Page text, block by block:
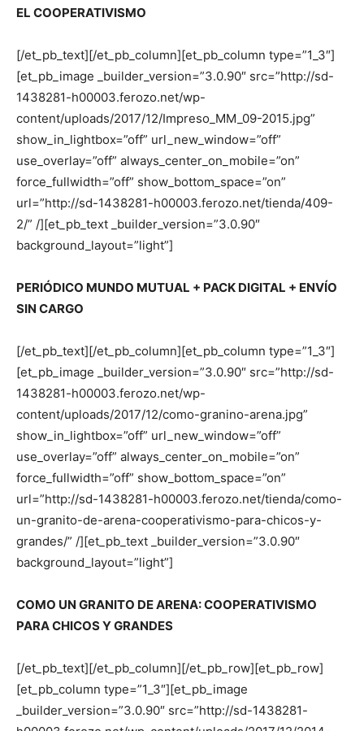
EL COOPERATIVISMO
[/et_pb_text][/et_pb_column][et_pb_column type=”1_3″]
[et_pb_image _builder_version=”3.0.90″ src=”http://sd-
1438281-h00003.ferozo.net/wp-
content/uploads/2017/12/Impreso_MM_09-2015.jpg”
show_in_lightbox=”off” url_new_window=”off”
use_overlay=”off” always_center_on_mobile=”on”
force_fullwidth=”off” show_bottom_space=”on”
url=”http://sd-1438281-h00003.ferozo.net/tienda/409-
2/” /][et_pb_text _builder_version=”3.0.90″
background_layout=”light”]
PERIÓDICO MUNDO MUTUAL + PACK DIGITAL + ENVÍO
SIN CARGO
[/et_pb_text][/et_pb_column][et_pb_column type=”1_3″]
[et_pb_image _builder_version=”3.0.90″ src=”http://sd-
1438281-h00003.ferozo.net/wp-
content/uploads/2017/12/como-granino-arena.jpg”
show_in_lightbox=”off” url_new_window=”off”
use_overlay=”off” always_center_on_mobile=”on”
force_fullwidth=”off” show_bottom_space=”on”
url=”http://sd-1438281-h00003.ferozo.net/tienda/como-
un-granito-de-arena-cooperativismo-para-chicos-y-
grandes/” /][et_pb_text _builder_version=”3.0.90″
background_layout=”light”]
COMO UN GRANITO DE ARENA: COOPERATIVISMO
PARA CHICOS Y GRANDES
[/et_pb_text][/et_pb_column][/et_pb_row][et_pb_row]
[et_pb_column type=”1_3″][et_pb_image
_builder_version=”3.0.90″ src=”http://sd-1438281-